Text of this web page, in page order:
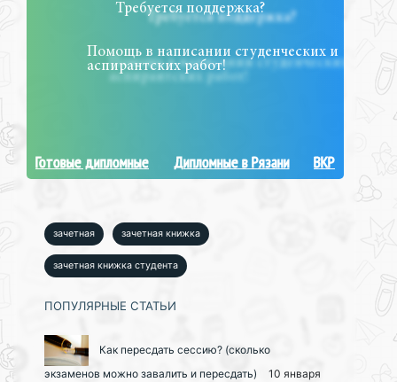
Требуется поддержка?
Помощь в написании студенческих и
аспирантских работ!
Готовые дипломные Дипломные в Рязани ВКР
зачетная зачетная книжка
зачетная книжка студента
ПОПУЛЯРНЫЕ СТАТЬИ
Как пересдать сессию? (сколько
экзаменов можно завалить и пересдать)
10 января